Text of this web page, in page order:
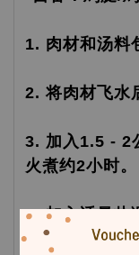
1. 肉材和汤料
2. 将肉材飞水
3. 加入1.5 - 2
火煮约2小时。
4. 加入适量盐